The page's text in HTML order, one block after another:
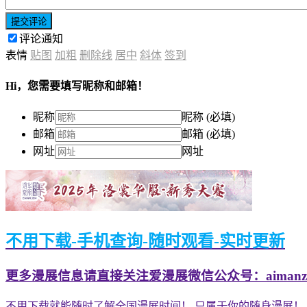
提交评论
评论通知
表情 贴图 加粗 删除线 居中 斜体 签到
Hi，您需要填写昵称和邮箱！
昵称
昵称 (必填)
邮箱
邮箱 (必填)
网址
网址
不用下载-手机查询-随时观看-实时更新
更多漫展信息请直接关注爱漫展微信公众号：